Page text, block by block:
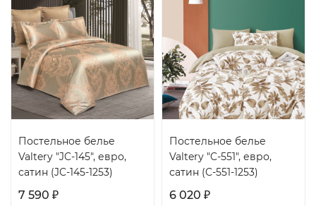
Постельное белье
Valtery "JC-145", евро,
сатин (JC-145-1253)
7 590 ₽
Постельное белье
Valtery "C-551", евро,
сатин (C-551-1253)
6 020 ₽